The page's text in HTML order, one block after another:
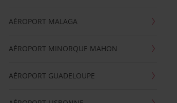
AÉROPORT MALAGA
AÉROPORT MINORQUE MAHON
AÉROPORT GUADELOUPE